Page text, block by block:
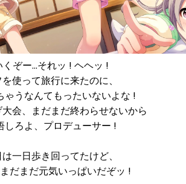
くぞー…それッ ! ヘヘッ !
使って旅行に来たのに、
ゃうなんてもったいないよな !
大会、まだまだ終わらせないから
しろよ、プロデューサー !
一日歩き回ってたけど、
だまだ元気いっぱいだぞッ !